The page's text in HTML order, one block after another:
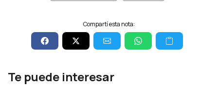
Compartí esta nota:
Te puede interesar